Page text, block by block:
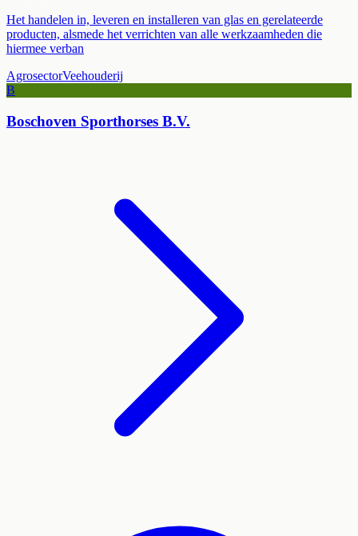
Het handelen in, leveren en installeren van glas en gerelateerde
producten, alsmede het verrichten van alle werkzaamheden die
hiermee verban
AgrosectorVeehouderij
B
Boschoven Sporthorses B.V.